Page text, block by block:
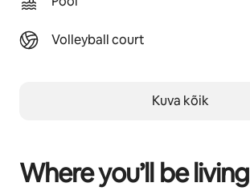
Volleyball court
Kuva kõik
Where you’ll be living